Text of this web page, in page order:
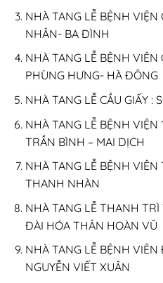
NHÀ TANG LỄ BỆNH VIỆN
NHÂN- BA ĐÌNH
NHÀ TANG LỄ BỆNH VIÊN
PHÙNG HƯNG- HÀ ĐÔNG
NHÀ TANG LỄ CẦU GIẤY :
NHÀ TANG LỄ BỆNH VIỆN
TRẦN BÌNH – MAI DỊCH
NHÀ TANG LỄ BỆNH
THANH NHÀN
NHÀ TANG LỄ THANH
ĐÀI HÓA THÂN HOÀN VŨ
NHÀ TANG LỄ BỆNH
NGUYỄN VIẾT XUÂN